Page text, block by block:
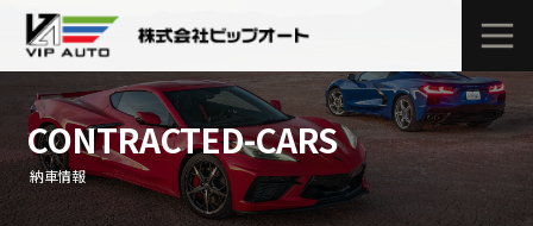
CONTRACTED-CARS
納車情報